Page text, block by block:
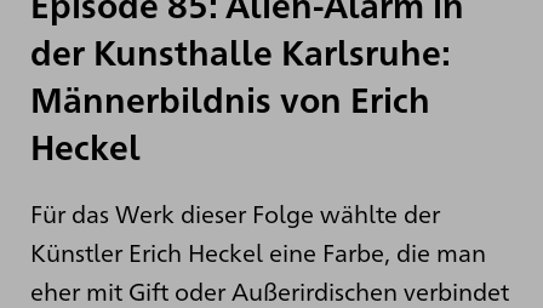
der Kunsthalle Karlsruhe:
Männerbildnis von Erich
Heckel
Für das Werk dieser Folge wählte der
Künstler Erich Heckel eine Farbe, die man
eher mit Gift oder Außerirdischen verbindet